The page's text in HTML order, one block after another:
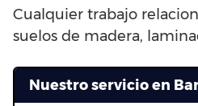
Cualquier trabajo
suelos de madera,
Nuestro servicio en